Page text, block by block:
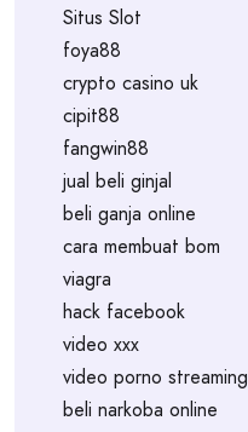
Situs Slot
foya88
crypto casino uk
cipit88
fangwin88
jual beli ginjal
beli ganja online
cara membuat bom
viagra
hack facebook
video xxx
video porno streaming
beli narkoba online